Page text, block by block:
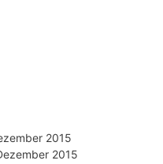
2015
2015